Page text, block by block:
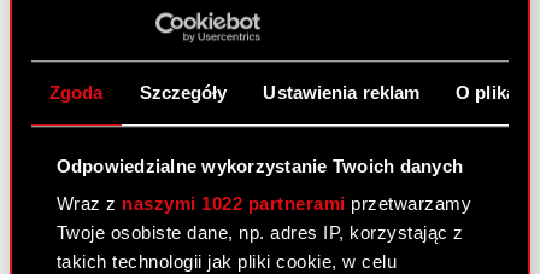
Zgoda Szczegóły Ustawienia reklam O
Odpowiedzialne wykorzystanie Twoich danych
Wraz z naszymi 1022 partnerami przetwarzamy
Twoje osobiste dane, np. adres IP, korzystając z
takich technologii jak pliki cookie, w celu
Informacja udzielona akcjonariuszowi.
PDF
OGŁOSZENIE ZARZĄDU OPTIMUS
SPÓŁKA AKCYJNA O ZWOŁANIU
NADZWYCZAJNEGO WALNEGO